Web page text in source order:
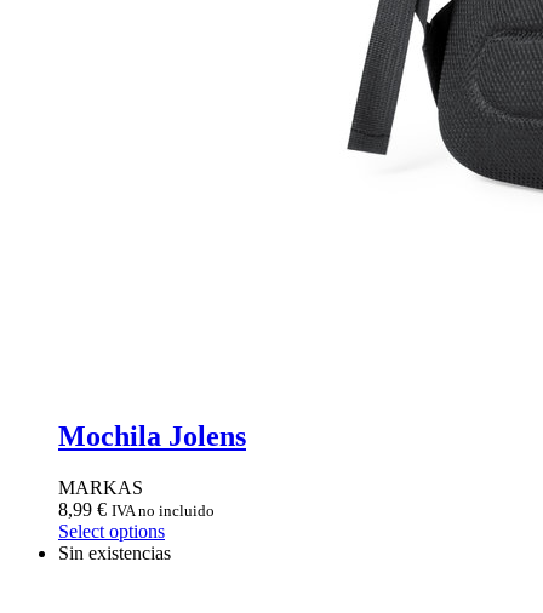
Mochila Jolens
MARKAS
8,99 € IVA no incluido
Select options
Sin existencias